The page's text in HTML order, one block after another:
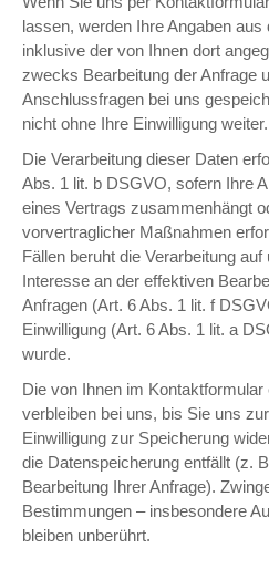
lassen, werden Ihre Angaben
inklusive der von Ihnen dort
zwecks Bearbeitung der Anfrage
Anschlussfragen bei uns
nicht ohne Ihre Einwilligung weiter.
Die Verarbeitung dieser Daten
Abs. 1 lit. b DSGVO, sofern Ihre
eines Vertrags zusammenhängt
vorvertraglicher Maßnahmen
Fällen beruht die Verarbeitung
Interesse an der effektiven
Anfragen (Art. 6 Abs. 1 lit. f
Einwilligung (Art. 6 Abs. 1 lit. a
wurde.
Die von Ihnen im Kontaktformular
verbleiben bei uns, bis Sie uns
Einwilligung zur Speicherung
die Datenspeicherung entfällt (z.
Bearbeitung Ihrer Anfrage).
Bestimmungen – insbesondere
bleiben unberührt.